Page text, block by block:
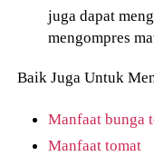
juga dapat
mengompres
Baik Juga Untuk
Manfaat bunga
Manfaat tomat